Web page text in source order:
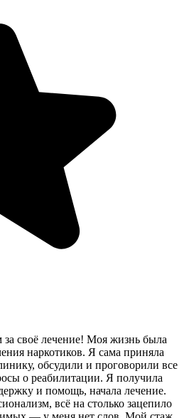
за своё лечение! Моя жизнь была
наркотиков. Я сама приняла
обсудили и проговорили все
о реабилитации. Я получила
и помощь, начала лечение.
всё на столько зацепило